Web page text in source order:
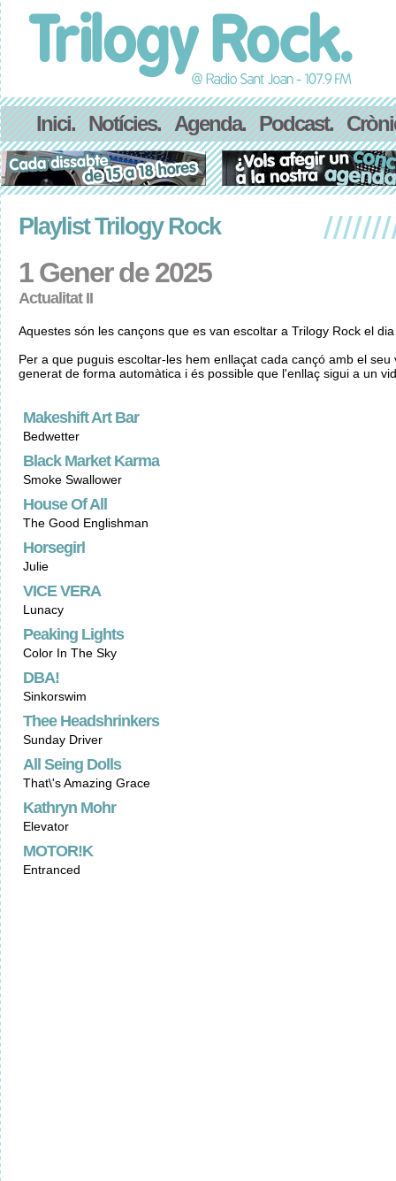
Inici. Notícies. Agenda. Podcast.
Playlist Trilogy Rock
1 Gener de 2025
Actualitat II
Aquestes són les cançons que es van escoltar a Trilogy Rock el
Per a que puguis escoltar-les hem enllaçat cada cançó amb el
generat de forma automàtica i és possible que l'enllaç sigui a un
Makeshift Art Bar
Bedwetter
Black Market Karma
Smoke Swallower
House Of All
The Good Englishman
Horsegirl
Julie
VICE VERA
Lunacy
Peaking Lights
Color In The Sky
DBA!
Sinkorswim
Thee Headshrinkers
Sunday Driver
All Seing Dolls
That\'s Amazing Grace
Kathryn Mohr
Elevator
MOTOR!K
Entranced